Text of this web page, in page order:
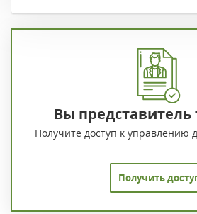
Вы представитель
Получите доступ к управлению
Получить